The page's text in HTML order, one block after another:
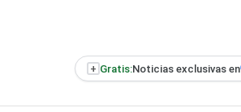
+ Gratis:Noticias exclusivas en